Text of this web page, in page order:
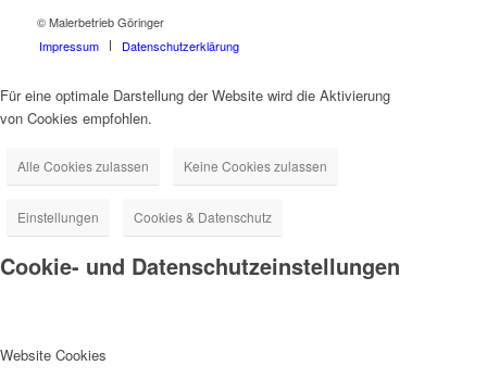
© Malerbetrieb Göringer
Impressum
Datenschutzerklärung
Für eine optimale Darstellung der Website wird die Aktivierung
von Cookies empfohlen.
Alle Cookies zulassen Keine Cookies zulassen
Einstellungen Cookies & Datenschutz
Cookie- und Datenschutzeinstellungen
Website Cookies